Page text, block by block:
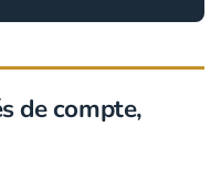
de compte,